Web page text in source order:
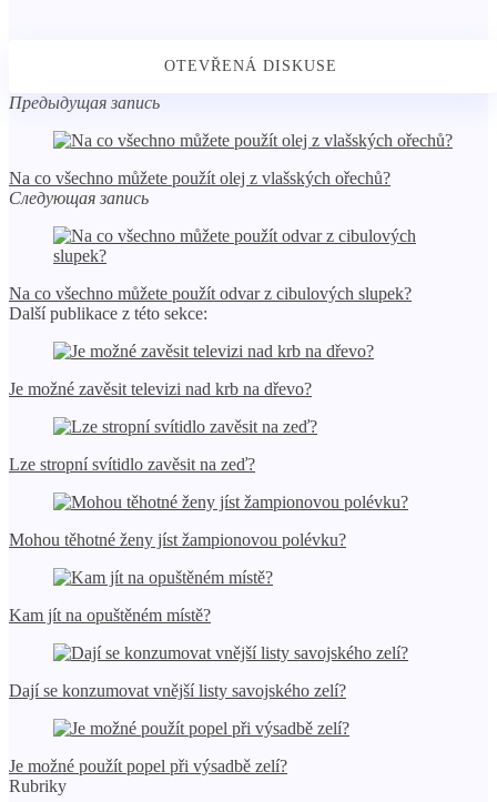
Предыдущая запись
Na co všechno můžete použít olej z vlašských ořechů?
Следующая запись
Na co všechno můžete použít odvar z cibulových slupek?
Další publikace z této sekce:
Je možné zavěsit televizi nad krb na dřevo?
Lze stropní svítidlo zavěsit na zeď?
Mohou těhotné ženy jíst žampionovou polévku?
Kam jít na opuštěném místě?
Dají se konzumovat vnější listy savojského zelí?
Je možné použít popel při výsadbě zelí?
Rubriky